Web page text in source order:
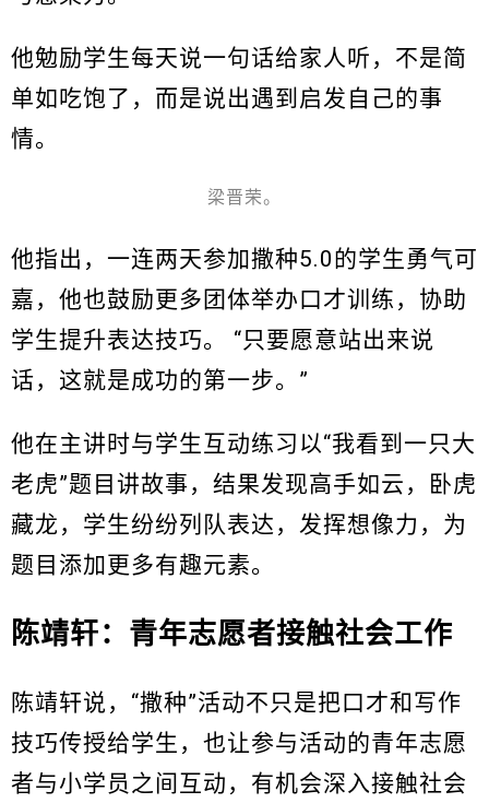
他勉励学生每天说一句话给家人听，不是简
单如吃饱了，而是说出遇到启发自己的事
情。
梁晋荣。
他指出，一连两天参加撒种5.0的学生勇气可
嘉，他也鼓励更多团体举办口才训练，协助
学生提升表达技巧。 “只要愿意站出来说
话，这就是成功的第一步。”
他在主讲时与学生互动练习以“我看到一只大
老虎”题目讲故事，结果发现高手如云，卧虎
藏龙，学生纷纷列队表达，发挥想像力，为
题目添加更多有趣元素。
陈靖轩：青年志愿者接触社会工作
陈靖轩说，“撒种”活动不只是把口才和写作
技巧传授给学生，也让参与活动的青年志愿
者与小学员之间互动，有机会深入接触社会